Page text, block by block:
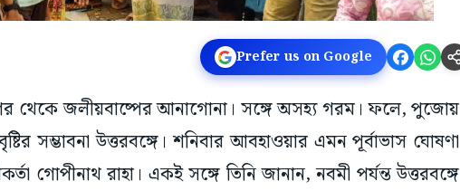
Prefer us on Google
থেকে জলীয়বাষ্পের আনাগোনা। সঙ্গে অসহ্য গরম। ফলে, পুজোয়
সম্ভাবনা উত্তরবঙ্গে। শনিবার আবহাওয়ার এমন পূর্বাভাস ঘোষণা
গোপীনাথ রাহা। একই সঙ্গে তিনি জানান, নবমী পর্যন্ত উত্তরবঙ্গে